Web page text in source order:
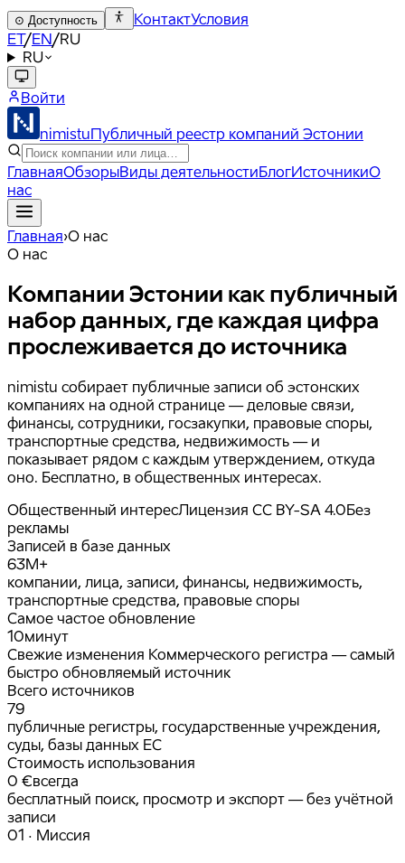
⊙ Доступность КонтактУсловия
ET/EN/RU
RU
Войти
nimistuПубличный реестр компаний Эстонии
ГлавнаяОбзорыВиды деятельностиБлогИсточникиО
нас
Главная›О нас
О нас
Компании Эстонии как публичный
набор данных, где каждая цифра
прослеживается до источника
nimistu собирает публичные записи об эстонских
компаниях на одной странице — деловые связи,
финансы, сотрудники, госзакупки, правовые споры,
транспортные средства, недвижимость — и
показывает рядом с каждым утверждением, откуда
оно. Бесплатно, в общественных интересах.
Общественный интересЛицензия CC BY-SA 4.0Без
рекламы
Записей в базе данных
63M+
компании, лица, записи, финансы, недвижимость,
транспортные средства, правовые споры
Самое частое обновление
10минут
Свежие изменения Коммерческого регистра — самый
быстро обновляемый источник
Всего источников
79
публичные регистры, государственные учреждения,
суды, базы данных ЕС
Стоимость использования
0 €всегда
бесплатный поиск, просмотр и экспорт — без учётной
записи
01 · Миссия